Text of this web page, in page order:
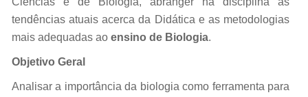
tendências atuais acerca da Didática e as metodologias
mais adequadas ao ensino de Biologia.
Objetivo Geral
Analisar a importância da biologia como ferramenta para